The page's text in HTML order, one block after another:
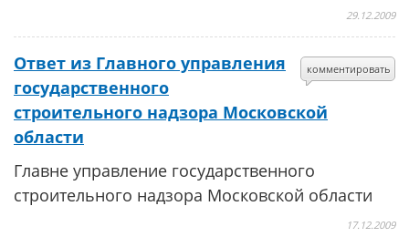
29.12.2009
комментировать
Ответ из Главного управления
государственного
строительного надзора Московской
области
Главне управление государственного
строительного надзора Московской области
17.12.2009